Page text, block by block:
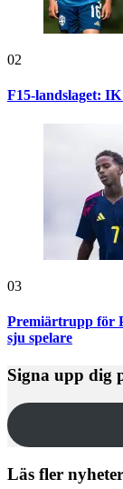
02
F15-landslaget:
03
Premiärtrupp för
sju spelare
Signa upp dig
Läs fler nyheter